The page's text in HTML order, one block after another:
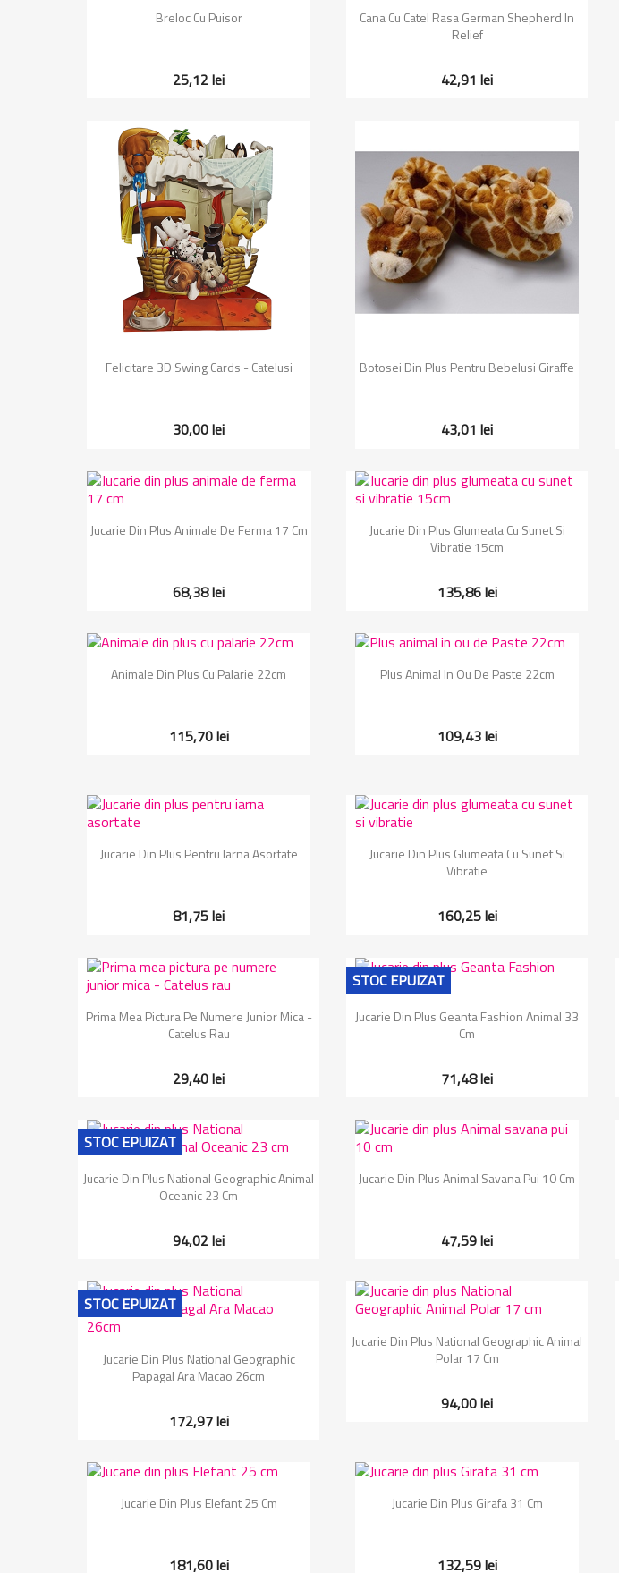
Vizualizare rapida
Breloc Cu Puisor
25,12 lei
Vizualizare rapida
Cana Cu Catel Rasa German Shepherd In
Relief
42,91 lei
 Vizualizare rapida
Felicitare 3D Swing Cards - Catelusi
30,00 lei
 Vizualizare rapida
Botosei Din Plus Pentru Bebelusi Giraffe
43,01 lei
Vizualizare rapida
Jucarie Din Plus Animale De Ferma 17 Cm
68,38 lei
Vizualizare rapida
Jucarie Din Plus Glumeata Cu Sunet Si
Vibratie 15cm
135,86 lei
 Vizualizare rapida
Animale Din Plus Cu Palarie 22cm
115,70 lei
Vizualizare rapida
Plus Animal In Ou De Paste 22cm
109,43 lei
 Vizualizare rapida
Jucarie Din Plus Pentru Iarna Asortate
81,75 lei
Vizualizare rapida
Jucarie Din Plus Glumeata Cu Sunet Si
Vibratie
160,25 lei
Vizualizare rapida
Prima Mea Pictura Pe Numere Junior Mica -
Catelus Rau
29,40 lei
Vizualizare rapida
Jucarie Din Plus Geanta Fashion Animal 33
Cm
71,48 lei
STOC EPUIZAT
Vizualizare rapida
Jucarie Din Plus National Geographic Animal
Oceanic 23 Cm
94,02 lei
STOC EPUIZAT
Vizualizare rapida
Jucarie Din Plus Animal Savana Pui 10 Cm
47,59 lei
Vizualizare rapida
Jucarie Din Plus National Geographic
Papagal Ara Macao 26cm
172,97 lei
STOC EPUIZAT
Vizualizare rapida
Jucarie Din Plus National Geographic Animal
Polar 17 Cm
94,00 lei
 Vizualizare rapida
Jucarie Din Plus Elefant 25 Cm
181,60 lei
Vizualizare rapida
Jucarie Din Plus Girafa 31 Cm
132,59 lei